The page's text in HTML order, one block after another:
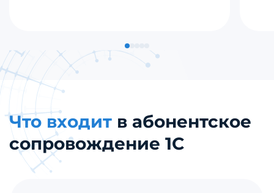
Что входит в абонентское
сопровождение 1С